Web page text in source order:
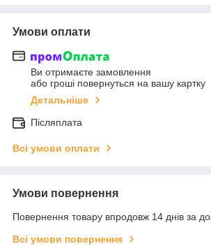
Умови оплати
Ви отримаєте замовлення
або гроші повернуться на вашу картку
Детальніше
Післяплата
Всі умови оплати
Умови повернення
Повернення товару впродовж 14 днів за
Всі умови повернення